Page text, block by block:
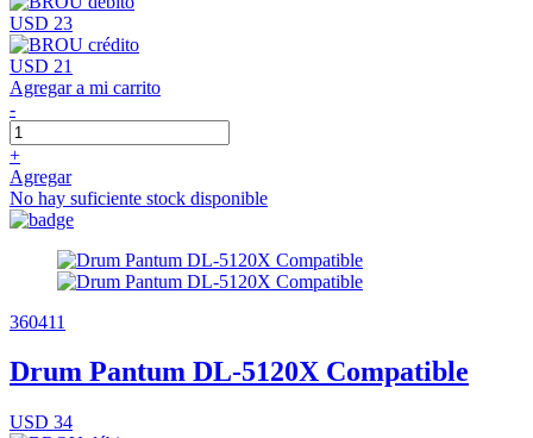
USD 23
USD 21
Agregar a mi carrito
-
+
Agregar
No hay suficiente stock disponible
360411
Drum Pantum DL-5120X Compatible
USD 34